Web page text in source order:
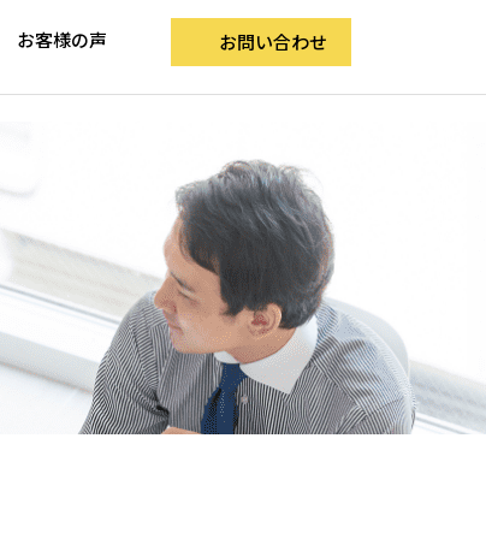
お客様の声 お問い合わせ